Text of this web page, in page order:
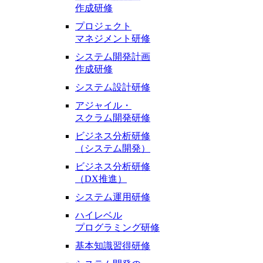
作成研修
プロジェクト
マネジメント研修
システム開発計画
作成研修
システム設計研修
アジャイル・
スクラム開発研修
ビジネス分析研修
（システム開発）
ビジネス分析研修
（DX推進）
システム運用研修
ハイレベル
プログラミング研修
基本知識習得研修